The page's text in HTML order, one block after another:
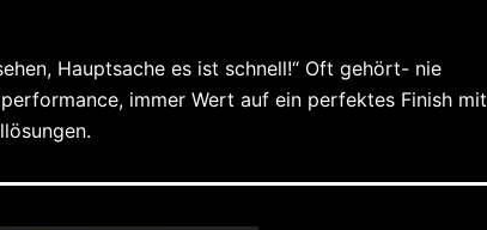
Hauptsache es ist schnell!“ Oft gehört- nie
immer Wert auf ein perfektes Finish mit